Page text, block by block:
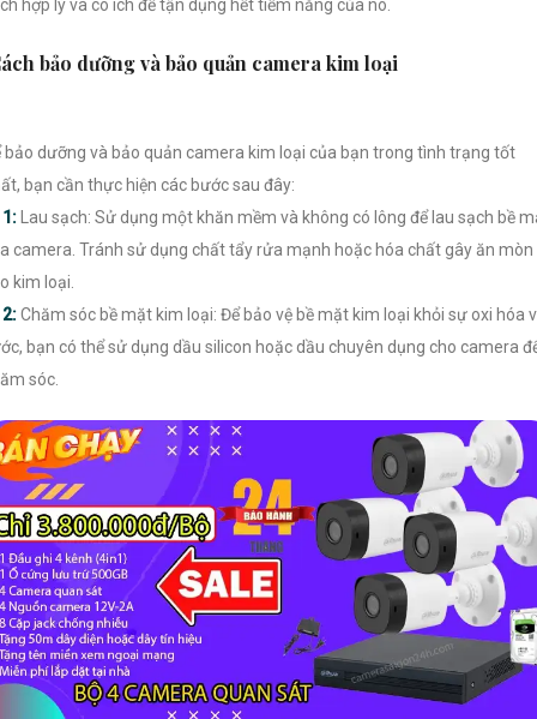
hợp lý và có ích để tận dụng hết tiềm năng của nó.
bảo dưỡng và bảo quản camera kim loại
bảo dưỡng và bảo quản camera kim loại của bạn trong tình trạng tốt
bạn cần thực hiện các bước sau đây:
1: Lau sạch: Sử dụng một khăn mềm và không có lông để lau sạch bề
camera. Tránh sử dụng chất tẩy rửa mạnh hoặc hóa chất gây ăn mòn
kim loại.
2:Chăm sóc bề mặt kim loại: Để bảo vệ bề mặt kim loại khỏi sự oxi hóa
bạn có thể sử dụng dầu silicon hoặc dầu chuyên dụng cho camera
sóc.